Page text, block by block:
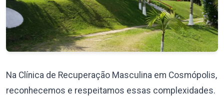
Na Clínica de Recuperação Masculina em Cosmópolis,
reconhecemos e respeitamos essas complexidades.